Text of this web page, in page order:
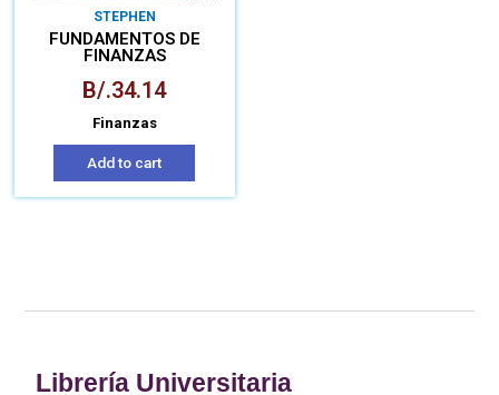
STEPHEN
FUNDAMENTOS DE
FINANZAS
B/.34.14
Finanzas
Add to cart
Librería Universitaria